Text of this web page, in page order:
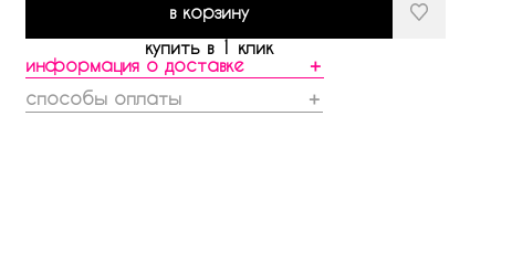
в корзину
купить в 1 клик
информация о доставке
＋
способы оплаты
＋